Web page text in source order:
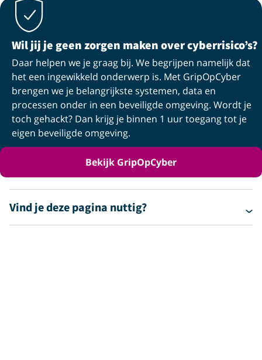
Wil jij je geen zorgen maken over cyberrisico’s?
Daar helpen we je graag bij. We begrijpen namelijk dat
het een ingewikkeld onderwerp is. Met GripOpCyber
brengen we je belangrijkste systemen, data en
processen onder in een beveiligde omgeving. Wordt je
toch gehackt? Dan krijg je binnen 1 uur toegang tot je
eigen beveiligde omgeving.
Bekijk GripOpCyber
Vind je deze pagina nuttig?